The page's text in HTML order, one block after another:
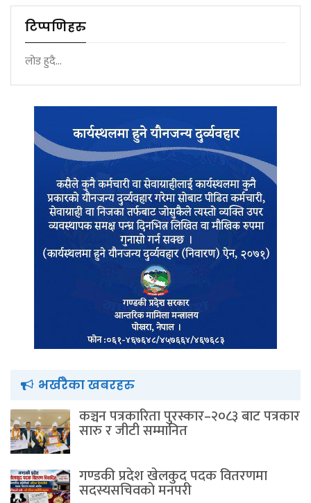
टिप्पणिहरु
लोड हुदै...
भर्खरैका खबरहरु
कञ्चन पत्रकारिता पुरस्कार–२०८३ बाट पत्रकार
सारु र जीटी सम्मानित
गण्डकी प्रदेश खेलकुद पदक वितरणमा
सदस्यसचिवकाे मनपरी